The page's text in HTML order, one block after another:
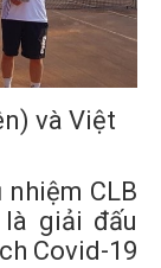
và Việt
CLB
giải đấu
Covid-19